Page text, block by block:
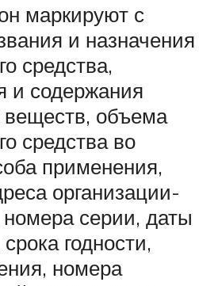
маркируют с
и назначения
средства,
и содержания
объема
средства во
применения,
организации-
номера серии, даты
годности,
номера